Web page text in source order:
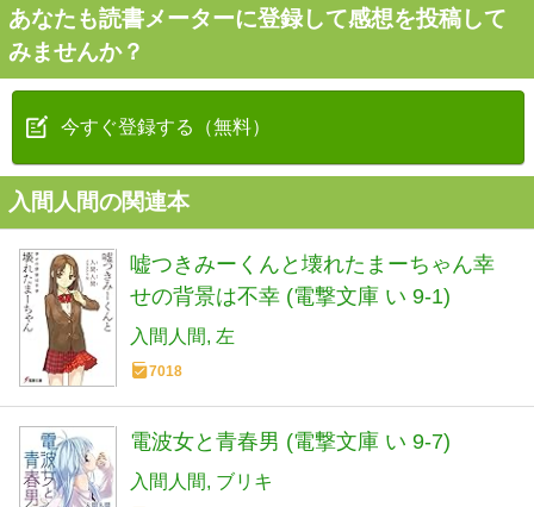
あなたも読書メーターに登録して感想を投稿して
みませんか？
今すぐ登録する（無料）
入間人間の関連本
嘘つきみーくんと壊れたまーちゃん幸
せの背景は不幸 (電撃文庫 い 9-1)
入間人間 左
7018
電波女と青春男 (電撃文庫 い 9-7)
入間人間 ブリキ